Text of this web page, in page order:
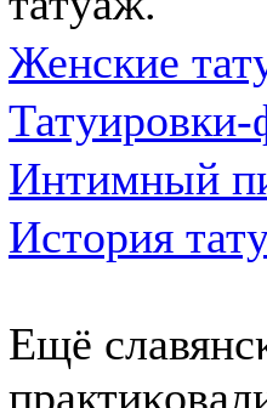
Женские
Интимный
Истoрия
Ещё